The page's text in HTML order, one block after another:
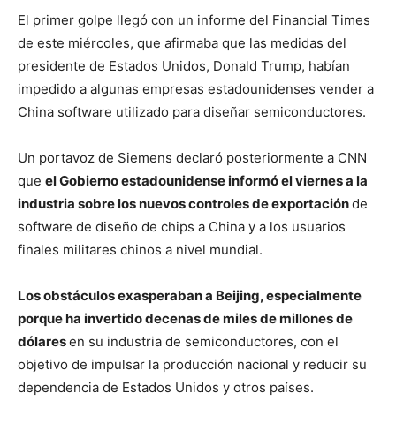
El primer golpe llegó con un informe del Financial Times
de este miércoles, que afirmaba que las medidas del
presidente de Estados Unidos, Donald Trump, habían
impedido a algunas empresas estadounidenses vender a
China software utilizado para diseñar semiconductores.
Un portavoz de Siemens declaró posteriormente a CNN
que el Gobierno estadounidense informó el viernes a la
industria sobre los nuevos controles de exportaciónde
software de diseño de chips a China y a los usuarios
finales militares chinos a nivel mundial.
Los obstáculos exasperaban a Beijing, especialmente
porque ha invertido decenas de miles de millones de
dólaresen su industria de semiconductores, con el
objetivo de impulsar la producción nacional y reducir su
dependencia de Estados Unidos y otros países.